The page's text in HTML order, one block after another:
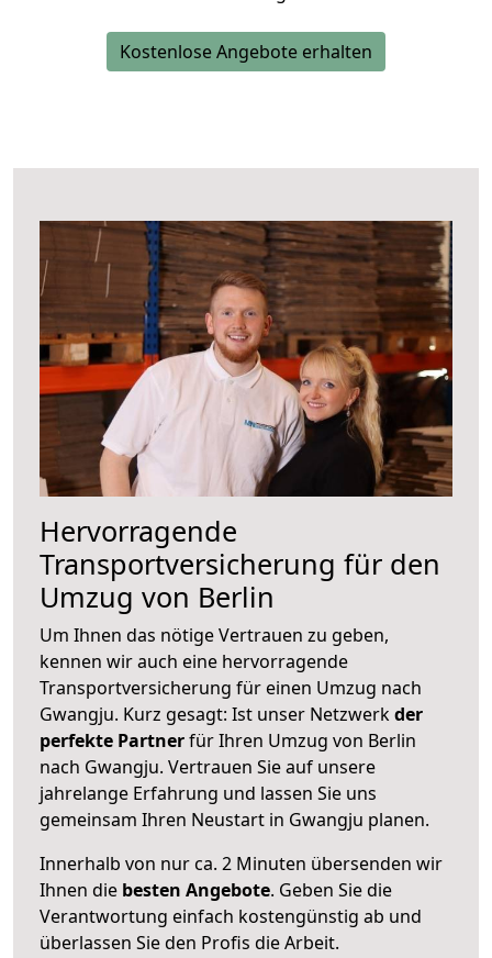
Kostenlose Angebote erhalten
Hervorragende
Transportversicherung für den
Umzug von Berlin
Um Ihnen das nötige Vertrauen zu geben,
kennen wir auch eine hervorragende
Transportversicherung für einen Umzug nach
Gwangju. Kurz gesagt: Ist unser Netzwerkder
perfekte Partnerfür Ihren Umzug von Berlin
nach Gwangju. Vertrauen Sie auf unsere
jahrelange Erfahrung und lassen Sie uns
gemeinsam Ihren Neustart in Gwangju planen.
Innerhalb von nur ca. 2 Minuten übersenden wir
Ihnen die besten Angebote. Geben Sie die
Verantwortung einfach kostengünstig ab und
überlassen Sie den Profis die Arbeit.